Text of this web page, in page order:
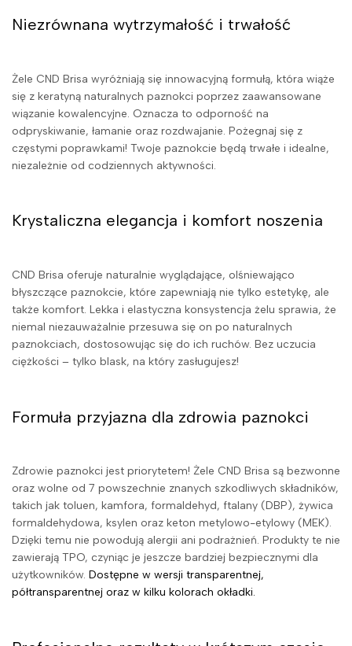
Niezrównana wytrzymałość i trwałość
Żele CND Brisa wyróżniają się innowacyjną formułą, która wiąże
się z keratyną naturalnych paznokci poprzez zaawansowane
wiązanie kowalencyjne. Oznacza to odporność na
odpryskiwanie, łamanie oraz rozdwajanie. Pożegnaj się z
częstymi poprawkami! Twoje paznokcie będą trwałe i idealne,
niezależnie od codziennych aktywności.
Krystaliczna elegancja i komfort noszenia
CND Brisa oferuje naturalnie wyglądające, olśniewająco
błyszczące paznokcie, które zapewniają nie tylko estetykę, ale
także komfort. Lekka i elastyczna konsystencja żelu sprawia, że
niemal niezauważalnie przesuwa się on po naturalnych
paznokciach, dostosowując się do ich ruchów. Bez uczucia
ciężkości – tylko blask, na który zasługujesz!
Formuła przyjazna dla zdrowia paznokci
Zdrowie paznokci jest priorytetem! Żele CND Brisa są bezwonne
oraz wolne od 7 powszechnie znanych szkodliwych składników,
takich jak toluen, kamfora, formaldehyd, ftalany (DBP), żywica
formaldehydowa, ksylen oraz keton metylowo-etylowy (MEK).
Dzięki temu nie powodują alergii ani podrażnień. Produkty te nie
zawierają TPO, czyniąc je jeszcze bardziej bezpiecznymi dla
użytkowników. Dostępne w wersji transparentnej,
półtransparentnej oraz w kilku kolorach okładki.